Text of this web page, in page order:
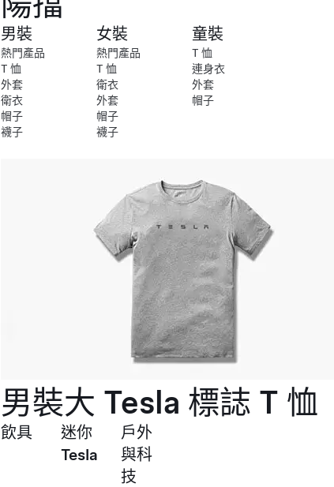
男裝
熱門產品
T 恤
外套
衛衣
帽子
襪子
女裝
熱門產品
T 恤
衛衣
外套
帽子
襪子
童裝
T 恤
連身衣
外套
帽子
男裝大 Tesla 標誌 T 恤
飲具
迷你
Tesla
戶外
與科
技